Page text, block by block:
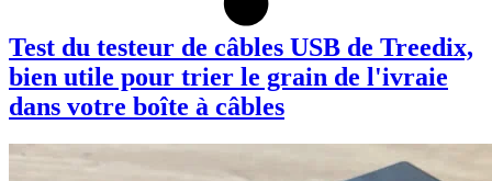
Test du testeur de câbles USB de Treedix,
bien utile pour trier le grain de l'ivraie
dans votre boîte à câbles